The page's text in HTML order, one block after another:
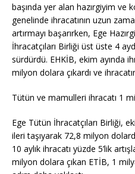
başında yer alan hazırgiyim ve
genelinde ihracatının uzun
artırmayı başarırken, Ege
İhracatçıları Birliği üst üste 4
sürdürdü. EHKİB, ekim ayında
milyon dolara çıkardı ve
Tütün ve mamulleri ihracatı 1
Ege Tütün İhracatçıları Birliği,
ileri taşıyarak 72,8 milyon
10 aylık ihracatı yüzde 5’lik
milyon dolara çıkan ETİB, 1